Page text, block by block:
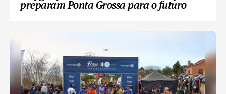
preparam Ponta Grossa para o futuro